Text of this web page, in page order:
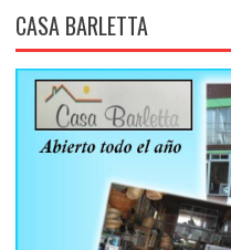
CASA BARLETTA